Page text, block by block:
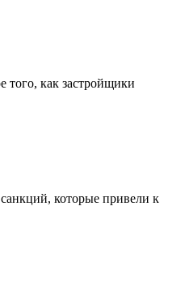
как застройщики
которые привели к